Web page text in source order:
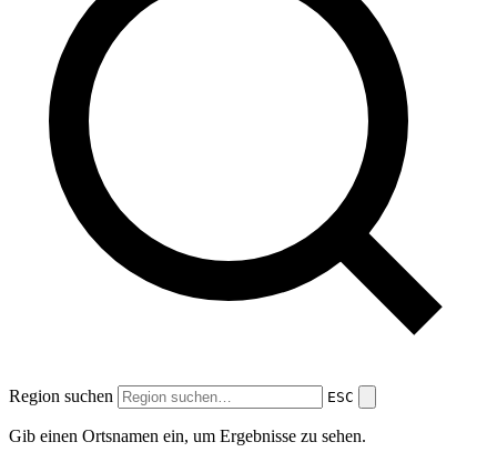
Region suchen ESC
Gib einen Ortsnamen ein, um Ergebnisse zu sehen.